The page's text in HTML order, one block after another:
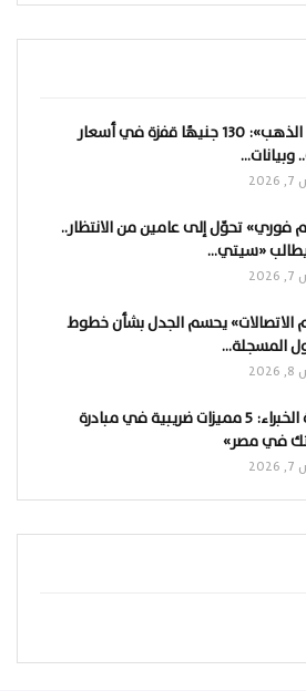
«مرصد الذهب»: 130 جنيهًا قفزة في أسعار
وبيانات…
فوري» تحوّل إلى عامين من الانتظار..
«سيتي…
الاتصالات» يحسم الجدل بشأن خطوط
المسجلة…
جمعية الخبراء: 5 مميزات ضريبية في مبادرة
في مصر»